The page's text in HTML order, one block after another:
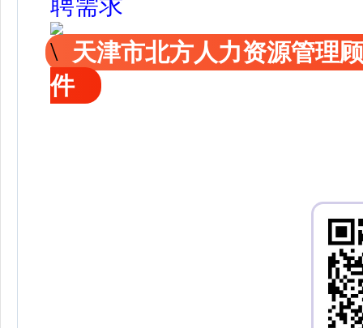
天津市北方人力资源管理
件